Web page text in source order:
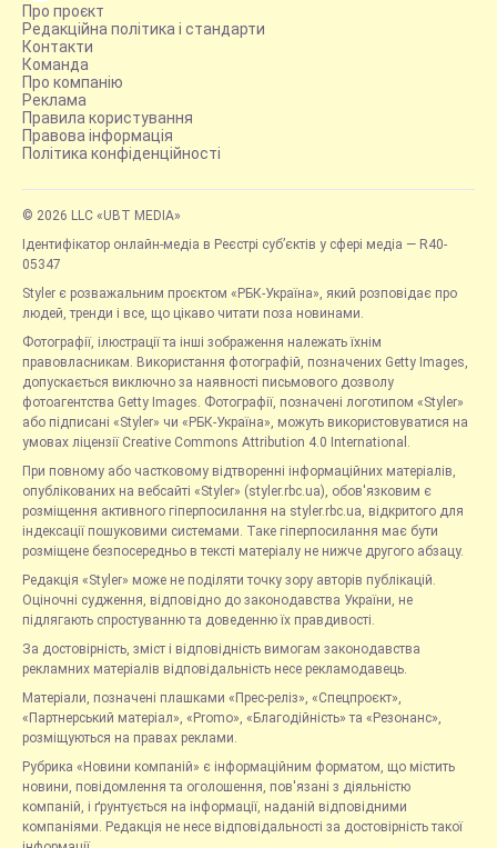
Про проєкт
Редакційна політика і стандарти
Контакти
Команда
Про компанію
Реклама
Правила користування
Правова інформація
Політика конфіденційності
© 2026 LLC «UBT MEDIA»
Ідентифікатор онлайн-медіа в Реєстрі суб’єктів у сфері медіа — R40-
05347
Styler є розважальним проєктом «РБК-Україна», який розповідає про
людей, тренди і все, що цікаво читати поза новинами.
Фотографії, ілюстрації та інші зображення належать їхнім
правовласникам. Використання фотографій, позначених Getty Images,
допускається виключно за наявності письмового дозволу
фотоагентства Getty Images. Фотографії, позначені логотипом «Styler»
або підписані «Styler» чи «РБК-Україна», можуть використовуватися на
умовах ліцензії Creative Commons Attribution 4.0 International.
При повному або частковому відтворенні інформаційних матеріалів,
опублікованих на вебсайті «Styler» (styler.rbc.ua), обов'язковим є
розміщення активного гіперпосилання на styler.rbc.ua, відкритого для
індексації пошуковими системами. Таке гіперпосилання має бути
розміщене безпосередньо в тексті матеріалу не нижче другого абзацу.
Редакція «Styler» може не поділяти точку зору авторів публікацій.
Оціночні судження, відповідно до законодавства України, не
підлягають спростуванню та доведенню їх правдивості.
За достовірність, зміст і відповідність вимогам законодавства
рекламних матеріалів відповідальність несе рекламодавець.
Матеріали, позначені плашками «Прес-реліз», «Спецпроєкт»,
«Партнерський матеріал», «Promo», «Благодійність» та «Резонанс»,
розміщуються на правах реклами.
Рубрика «Новини компаній» є інформаційним форматом, що містить
новини, повідомлення та оголошення, пов'язані з діяльністю
компаній, і ґрунтується на інформації, наданій відповідними
компаніями. Редакція не несе відповідальності за достовірність такої